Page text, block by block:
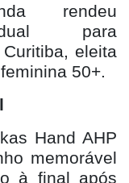
rendeu
para
eleita
50+.
Hand AHP
memorável
à final após